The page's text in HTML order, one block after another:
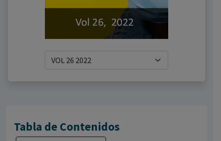
Tabla de Contenidos